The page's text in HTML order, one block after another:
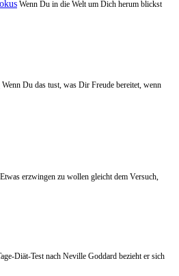
Wenn Du in die Welt um Dich herum blickst
Wenn Du das tust, was Dir Freude bereitet, wenn
Etwas erzwingen zu wollen gleicht dem Versuch,
Diät-Test nach Neville Goddard bezieht er sich